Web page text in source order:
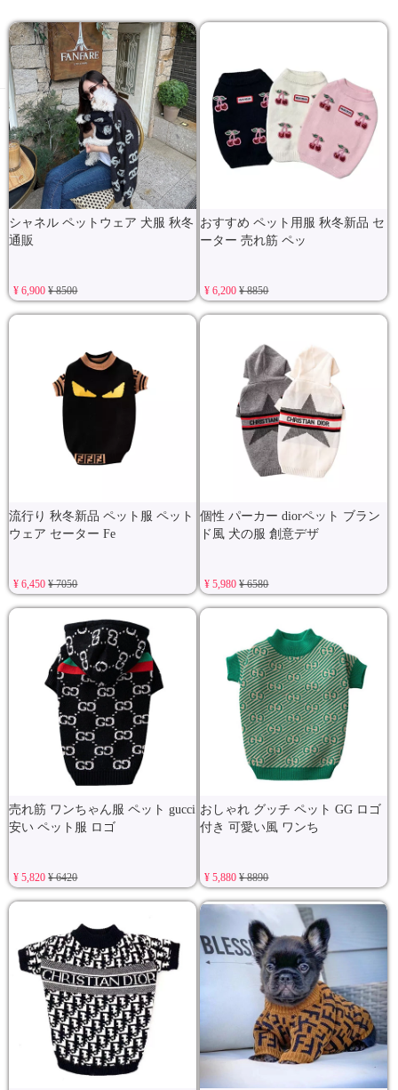
シャネル ペットウェア 犬服 秋冬
通販
¥ 6,900¥ 8500
おすすめ ペット用服 秋冬新品 セ
ーター 売れ筋 ペッ
¥ 6,200¥ 8850
流行り 秋冬新品 ペット服 ペット
ウェア セーター Fe
¥ 6,450¥ 7050
個性 パーカー diorペット ブラン
ド風 犬の服 創意デザ
¥ 5,980¥ 6580
売れ筋 ワンちゃん服 ペット gucci
安い ペット服 ロゴ
¥ 5,820¥ 6420
おしゃれ グッチ ペット GG ロゴ
付き 可愛い風 ワンち
¥ 5,880¥ 8890